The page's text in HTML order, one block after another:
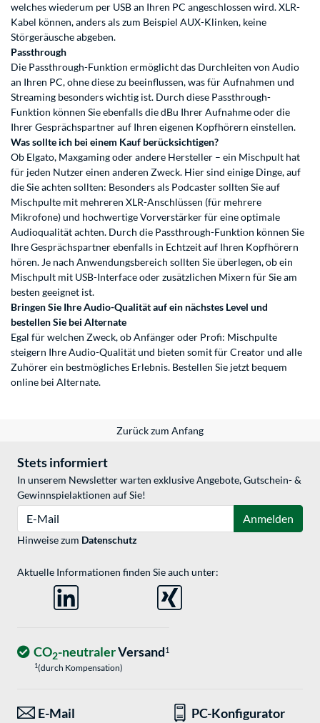
welches wiederum per USB an Ihren PC angeschlossen wird. XLR-
Kabel können, anders als zum Beispiel AUX-Klinken, keine
Störgeräusche abgeben.
Passthrough
Die Passthrough-Funktion ermöglicht das Durchleiten von Audio
an Ihren PC, ohne diese zu beeinflussen, was für Aufnahmen und
Streaming besonders wichtig ist. Durch diese Passthrough-
Funktion können Sie ebenfalls die dBu Ihrer Aufnahme oder die
Ihrer Gesprächspartner auf Ihren eigenen Kopfhörern einstellen.
Was sollte ich bei einem Kauf berücksichtigen?
Ob Elgato, Maxgaming oder andere Hersteller – ein Mischpult hat
für jeden Nutzer einen anderen Zweck. Hier sind einige Dinge, auf
die Sie achten sollten: Besonders als Podcaster sollten Sie auf
Mischpulte mit mehreren XLR-Anschlüssen (für mehrere
Mikrofone) und hochwertige Vorverstärker für eine optimale
Audioqualität achten. Durch die Passthrough-Funktion können Sie
Ihre Gesprächspartner ebenfalls in Echtzeit auf Ihren Kopfhörern
hören. Je nach Anwendungsbereich sollten Sie überlegen, ob ein
Mischpult mit USB-Interface oder zusätzlichen Mixern für Sie am
besten geeignet ist.
Bringen Sie Ihre Audio-Qualität auf ein nächstes Level und
bestellen Sie bei Alternate
Egal für welchen Zweck, ob Anfänger oder Profi: Mischpulte
steigern Ihre Audio-Qualität und bieten somit für Creator und alle
Zuhörer ein bestmögliches Erlebnis. Bestellen Sie jetzt bequem
online bei Alternate.
Zurück zum Anfang
Stets informiert
In unserem Newsletter warten exklusive Angebote, Gutschein- &
Gewinnspielaktionen auf Sie!
Anmelden
Hinweise zum Datenschutz
Aktuelle Informationen finden Sie auch unter:
CO2-neutralerVersand1
1(durch Kompensation)
E-Mail PC-Konfigurator